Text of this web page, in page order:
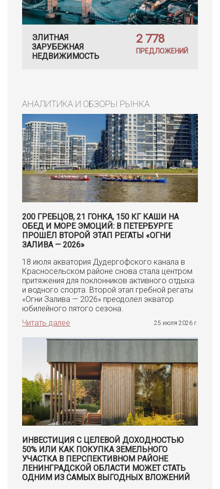
ЭЛИТНАЯ
ЗАРУБЕЖНАЯ
НЕДВИЖИМОСТЬ
2 778
ПРЕДЛОЖЕНИЙ
АНАЛИТИКА И ОБЗОРЫ РЫНКА
200 ГРЕБЦОВ, 21 ГОНКА, 150 КГ КАШИ НА
ОБЕД И МОРЕ ЭМОЦИЙ: В ПЕТЕРБУРГЕ
ПРОШЁЛ ВТОРОЙ ЭТАП РЕГАТЫ «ОГНИ
ЗАЛИВА — 2026»
18 июля акватория Дудергофского канала в
Красносельском районе снова стала центром
притяжения для поклонников активного отдыха
и водного спорта. Второй этап гребной регаты
«Огни Залива — 2026» преодолел экватор
юбилейного пятого сезона.
Читать далее
25 июля 2026 г.
ИНВЕСТИЦИЯ С ЦЕЛЕВОЙ ДОХОДНОСТЬЮ
50% ИЛИ КАК ПОКУПКА ЗЕМЕЛЬНОГО
УЧАСТКА В ПЕРСПЕКТИВНОМ РАЙОНЕ
ЛЕНИНГРАДСКОЙ ОБЛАСТИ МОЖЕТ СТАТЬ
ОДНИМ ИЗ САМЫХ ВЫГОДНЫХ ВЛОЖЕНИЙ